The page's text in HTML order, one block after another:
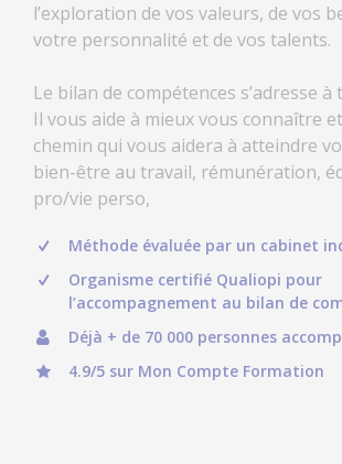
l’exploration de vos valeurs, de vos
votre personnalité et de vos talents.
Le bilan de compétences s’adresse à
Il vous aide à mieux vous connaître
chemin qui vous aidera à atteindre
bien-être au travail, rémunération,
pro/vie perso,
Méthode évaluée par un cabinet
Organisme certifié Qualiopi pour
l’accompagnement au bilan de
Déjà + de 70 000 personnes
4.9/5 sur Mon Compte Formation